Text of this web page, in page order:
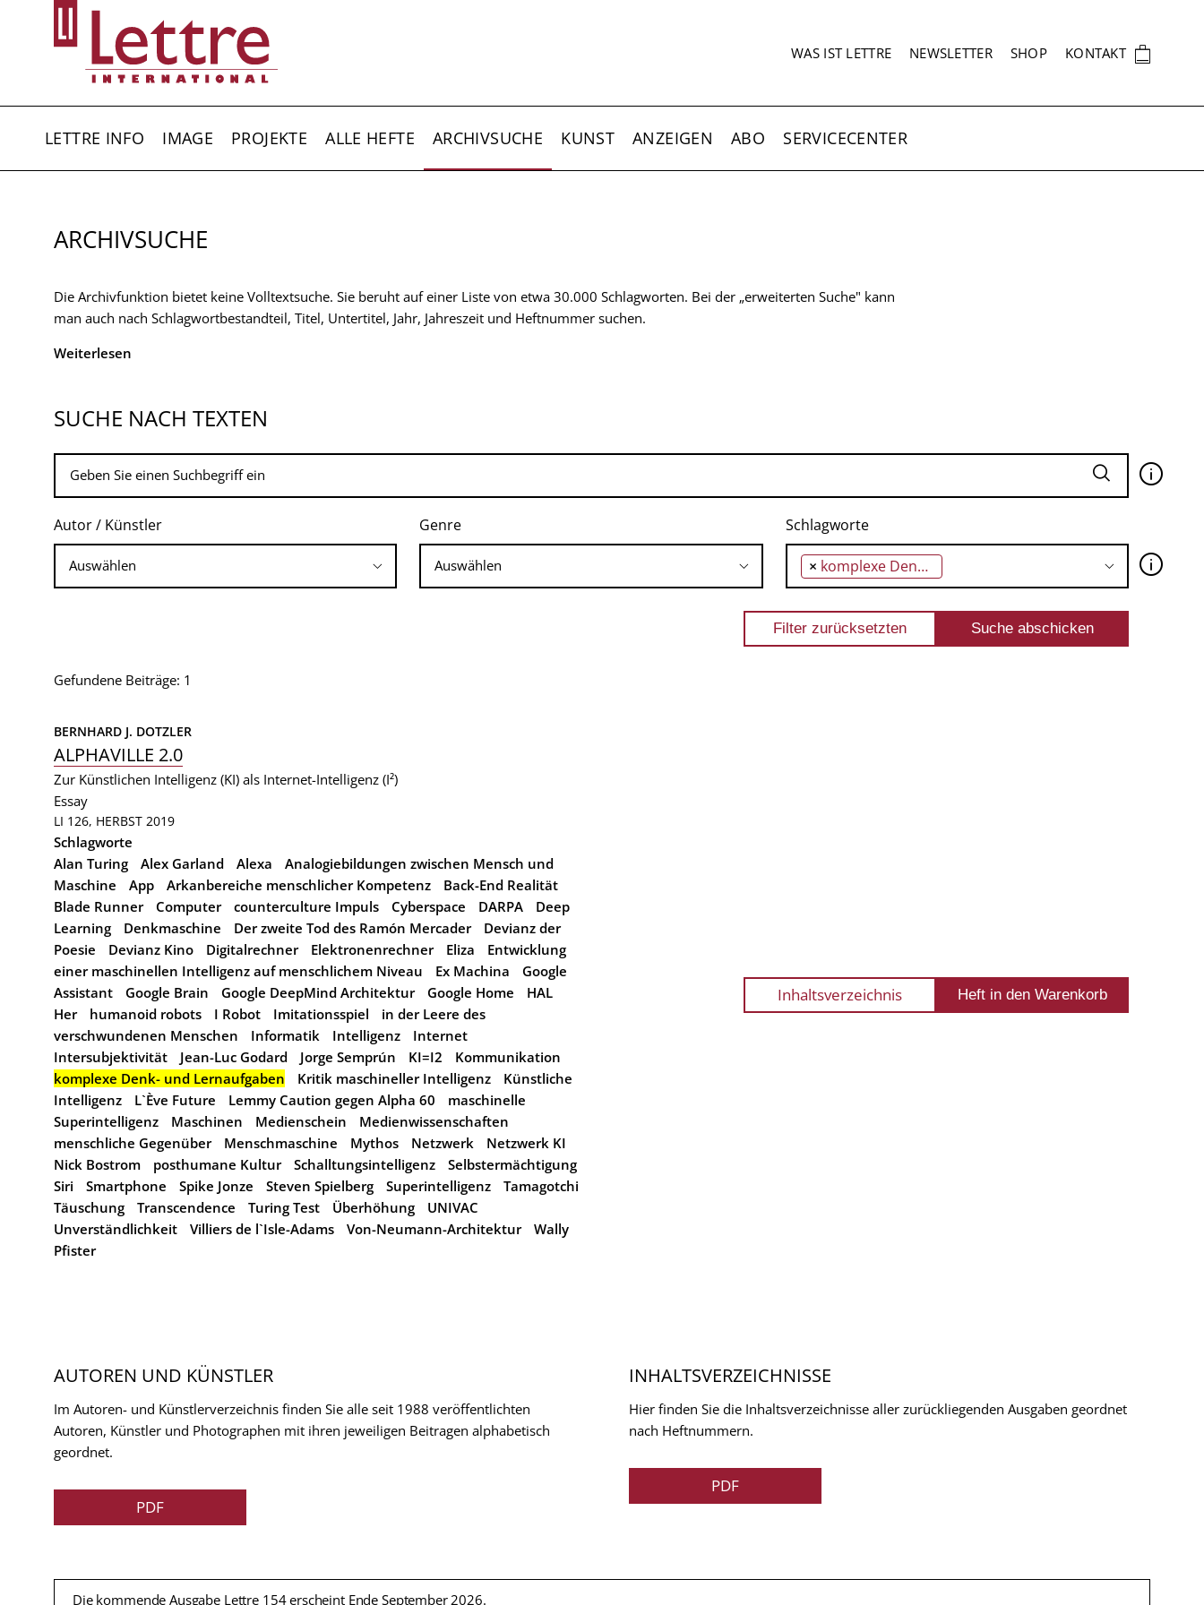
SEKUNDÄRNAVIGATION
WAS IST LETTRE NEWSLETTER SHOP KONTAKT 🛍
LETTRE INFO IMAGE PROJEKTE ALLE HEFTE ARCHIVSUCHE KUNST ANZEIGEN ABO SERVICECENTER
ARCHIVSUCHE
Die Archivfunktion bietet keine Volltextsuche. Sie beruht auf einer Liste von etwa 30.000 Schlagworten. Bei der „erweiterten Suche" kann
man auch nach Schlagwortbestandteil, Titel, Untertitel, Jahr, Jahreszeit und Heftnummer suchen.
Weiterlesen
SUCHE NACH TEXTEN
🛈
Autor / Künstler Genre Schlagworte
× komplexe Denk- und Lernaufgaben 🛈
Gefundene Beiträge: 1
BERNHARD J. DOTZLER
ALPHAVILLE 2.0
Zur Künstlichen Intelligenz (KI) als Internet-Intelligenz (I²)
Essay
LI 126, HERBST 2019
Schlagworte
Alan Turing
Alex Garland Alexa
Analogiebildungen zwischen Mensch und
Maschine
App Arkanbereiche menschlicher Kompetenz
Back-End Realität
Blade Runner
Computer counterculture Impuls Cyberspace DARPA
Deep
Learning
Denkmaschine Der zweite Tod des Ramón Mercader
Devianz der
Poesie
Devianz Kino Digitalrechner Elektronenrechner Eliza
Entwicklung
einer maschinellen Intelligenz auf menschlichem Niveau
Ex Machina
Google
Assistant
Google Brain Google DeepMind Architektur Google Home
HAL
Her
humanoid robots I Robot Imitationsspiel
in der Leere des
verschwundenen Menschen
Informatik Intelligenz
Internet
Intersubjektivität
Jean-Luc Godard Jorge Semprún KI=I2
Kommunikation
komplexe Denk- und Lernaufgaben
Kritik maschineller Intelligenz
Künstliche
Intelligenz
L`Ève Future Lemmy Caution gegen Alpha 60
maschinelle
Superintelligenz
Maschinen Medienschein
Medienwissenschaften
menschliche Gegenüber
Menschmaschine Mythos Netzwerk
Netzwerk KI
Nick Bostrom
posthumane Kultur Schalltungsintelligenz
Selbstermächtigung
Siri
Smartphone Spike Jonze Steven Spielberg Superintelligenz
Tamagotchi
Täuschung
Transcendence Turing Test Überhöhung
UNIVAC
Unverständlichkeit
Villiers de l`Isle-Adams Von-Neumann-Architektur
Wally
Pfister
Inhaltsverzeichnis
AUTOREN UND KÜNSTLER
Im Autoren- und Künstlerverzeichnis finden Sie alle seit 1988 veröffentlichten
Autoren, Künstler und Photographen mit ihren jeweiligen Beitragen alphabetisch
geordnet.
PDF
INHALTSVERZEICHNISSE
Hier finden Sie die Inhaltsverzeichnisse aller zurückliegenden Ausgaben geordnet
nach Heftnummern.
PDF
Die kommende Ausgabe Lettre 154 erscheint Ende September 2026.